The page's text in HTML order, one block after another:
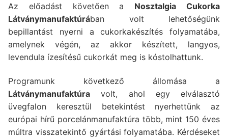
Az előadást követően a Nosztalgia Cukorka
Látványmanufaktúrában volt lehetőségünk
bepillantást nyerni a cukorkakészítés folyamatába,
amelynek végén, az akkor készített, langyos,
levendula ízesítésű cukorkát meg is kóstolhattunk.
Programunk következő állomása a
Látványmanufaktúra volt, ahol egy elválasztó
üvegfalon keresztül betekintést nyerhettünk az
európai hírű porcelánmanufaktúra több, mint 150 éves
múltra visszatekintő gyártási folyamatába. Kérdéseket